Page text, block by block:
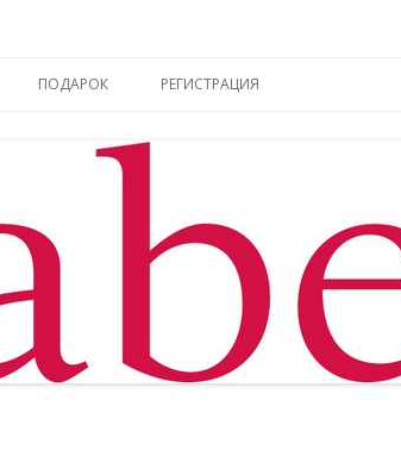
ПОДАРОК РЕГИСТРАЦИЯ